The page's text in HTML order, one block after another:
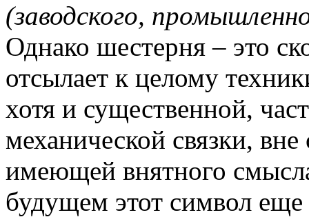
(заводского,
Однако шестерня – это
отсылает к целому
хотя и существенной,
механической связки,
имеющей внятного
будущем этот символ